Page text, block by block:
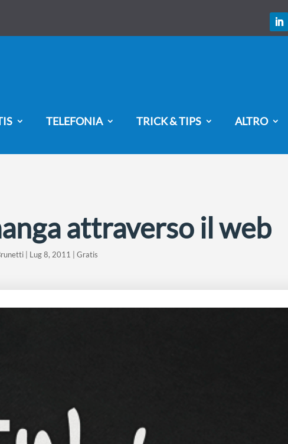
TELEFONIA TRICK & TIPS ALTRO
attraverso il web
Lug 8, 2011 Gratis